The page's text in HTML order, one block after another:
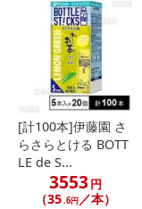
[計100本]伊藤園 さ
らさらとける BOTT
LE de S...
3553円
（35.6円／本）